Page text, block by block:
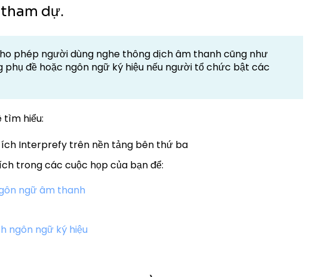
dự.
phép người dùng nghe thông dịch âm thanh cũng như
phụ đề hoặc ngôn ngữ ký hiệu nếu người tổ chức bật các
tìm hiểu:
Interprefy trên nền tảng bên thứ ba
trong các cuộc họp của bạn để:
ngữ âm thanh
ngôn ngữ ký hiệu